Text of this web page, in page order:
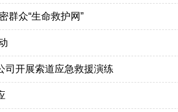
群众“生命救护网”
司开展索道应急救援演练